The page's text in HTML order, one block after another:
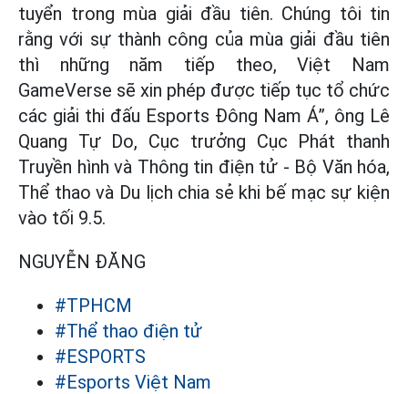
tuyển trong mùa giải đầu tiên. Chúng tôi tin
rằng với sự thành công của mùa giải đầu tiên
thì những năm tiếp theo, Việt Nam
GameVerse sẽ xin phép được tiếp tục tổ chức
các giải thi đấu Esports Đông Nam Á”, ông Lê
Quang Tự Do, Cục trưởng Cục Phát thanh
Truyền hình và Thông tin điện tử - Bộ Văn hóa,
Thể thao và Du lịch chia sẻ khi bế mạc sự kiện
vào tối 9.5.
NGUYỄN ĐĂNG
#TPHCM
#Thể thao điện tử
#ESPORTS
#Esports Việt Nam